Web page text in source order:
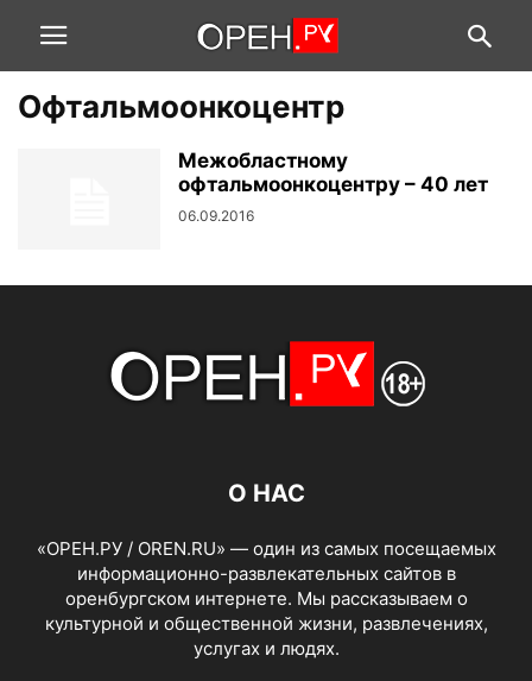
Офтальмоонкоцентр
Межобластному
офтальмоонкоцентру – 40 лет
06.09.2016
О НАС
«ОРЕН.РУ / OREN.RU» — один из самых посещаемых
информационно-развлекательных сайтов в
оренбургском интернете. Мы рассказываем о
культурной и общественной жизни, развлечениях,
услугах и людях.